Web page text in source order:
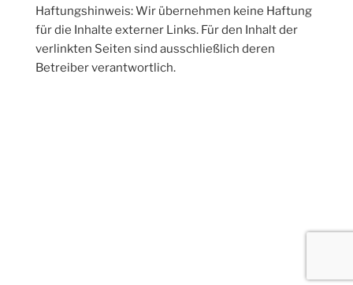
Haftungshinweis: Wir übernehmen keine Haftung
für die Inhalte externer Links. Für den Inhalt der
verlinkten Seiten sind ausschließlich deren
Betreiber verantwortlich.